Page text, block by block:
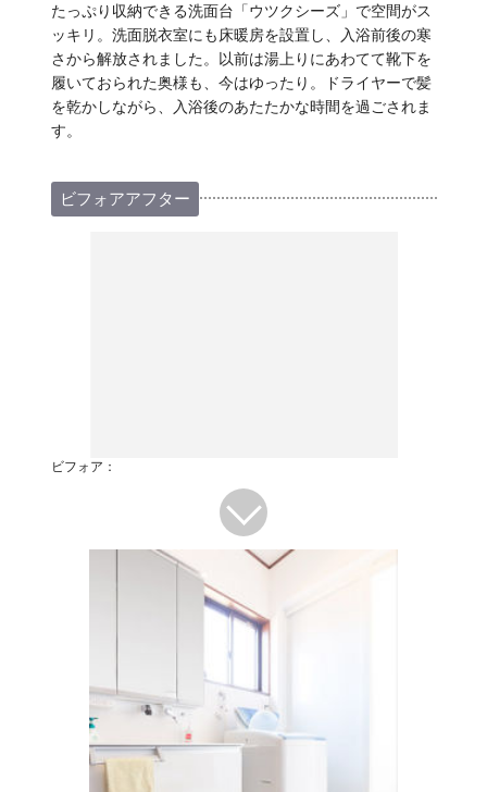
たっぷり収納できる洗面台「ウツクシーズ」で空間がス
ッキリ。洗面脱衣室にも床暖房を設置し、入浴前後の寒
さから解放されました。以前は湯上りにあわてて靴下を
履いておられた奥様も、今はゆったり。ドライヤーで髪
を乾かしながら、入浴後のあたたかな時間を過ごされま
す。
ビフォアアフター
ビフォア：